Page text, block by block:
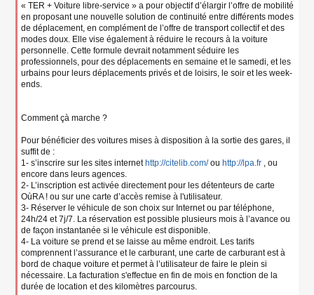
« TER + Voiture libre-service » a pour objectif d’élargir l’offre de mobilité
en proposant une nouvelle solution de continuité entre différents modes
de déplacement, en complément de l’offre de transport collectif et des
modes doux. Elle vise également à réduire le recours à la voiture
personnelle. Cette formule devrait notamment séduire les
professionnels, pour des déplacements en semaine et le samedi, et les
urbains pour leurs déplacements privés et de loisirs, le soir et les week-
ends.
Comment çà marche ?
Pour bénéficier des voitures mises à disposition à la sortie des gares, il
suffit de :
1- s’inscrire sur les sites internet http://citelib.com/ou http://lpa.fr , ou
encore dans leurs agences.
2- L’inscription est activée directement pour les détenteurs de carte
OùRA ! ou sur une carte d’accès remise à l'utilisateur.
3- Réserver le véhicule de son choix sur Internet ou par téléphone,
24h/24 et 7j/7. La réservation est possible plusieurs mois à l’avance ou
de façon instantanée si le véhicule est disponible.
4- La voiture se prend et se laisse au même endroit. Les tarifs
comprennent l’assurance et le carburant, une carte de carburant est à
bord de chaque voiture et permet à l’utilisateur de faire le plein si
nécessaire. La facturation s'effectue en fin de mois en fonction de la
durée de location et des kilomètres parcourus.